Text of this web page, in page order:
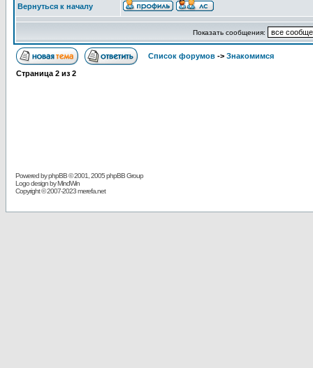
Вернуться к началу
Показать сообщения:
Список форумов -> Знакомимся
Страница 2 из 2
Powered byphpBB© 2001, 2005 phpBB Group
Logo design by MindWin
Copyright © 2007-2023 merefa.net